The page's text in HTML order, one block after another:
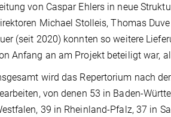
von Caspar Ehlers in neue
Michael Stolleis, Thomas
(seit 2020) konnten so weitere
Anfang an am Projekt beteiligt war,
wird das Repertorium nach
von denen 53 in Baden-
39 in Rheinland-Pfalz, 37 in